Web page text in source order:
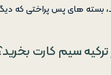
بسته های پس پراختی که
ترکیه سیم کارت